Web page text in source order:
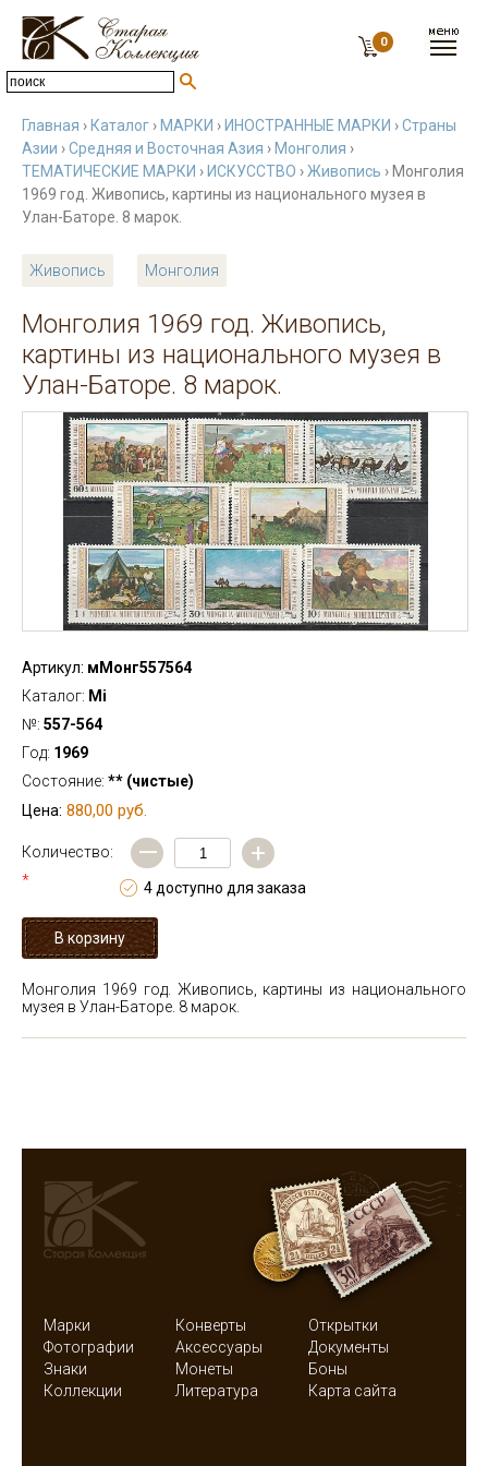
0
Главная › Каталог › МАРКИ › ИНОСТРАННЫЕ МАРКИ ›Страны
Азии ›Средняя и Восточная Азия › Монголия ›
ТЕМАТИЧЕСКИЕ МАРКИ › ИСКУССТВО ›Живопись › Монголия
1969 год. Живопись, картины из национального музея в
Улан-Баторе. 8 марок.
Живопись Монголия
Монголия 1969 год. Живопись,
картины из национального музея в
Улан-Баторе. 8 марок.
Артикул: мМонг557564
Каталог: Mi
№: 557-564
Год: 1969
Состояние: ** (чистые)
Цена: 880,00 руб.
Количество:
*
— +
4 доступно для заказа
Монголия 1969 год. Живопись, картины из национального
музея в Улан-Баторе. 8 марок.
Марки Конверты
Открытки
Фотографии
Аксессуары
Документы
Знаки
Монеты
Боны
Коллекции
Литература Карта сайта